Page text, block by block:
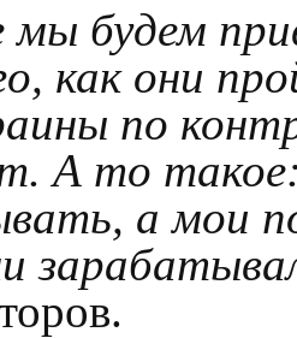
будем
как они
по
А то
а мои